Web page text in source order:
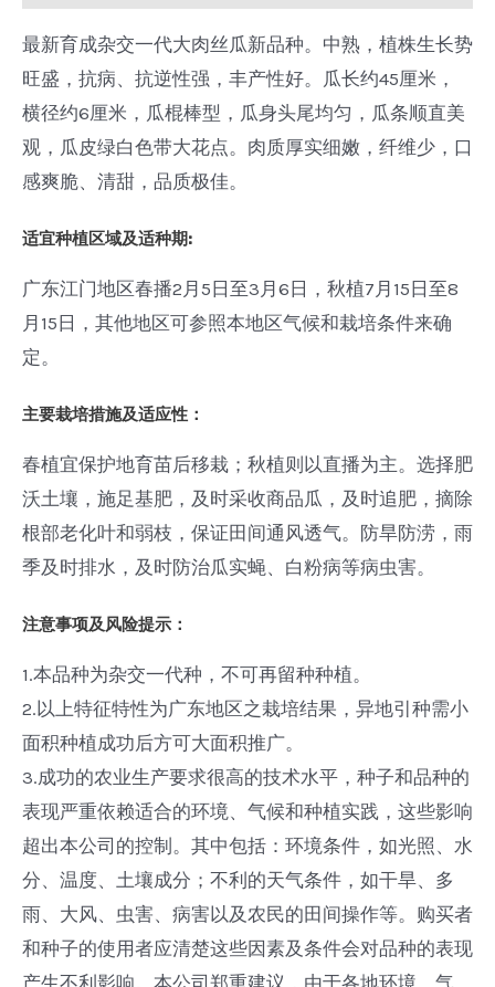
最新育成杂交一代大肉丝瓜新品种。中熟，植株生长势
旺盛，抗病、抗逆性强，丰产性好。瓜长约45厘米，
横径约6厘米，瓜棍棒型，瓜身头尾均匀，瓜条顺直美
观，瓜皮绿白色带大花点。肉质厚实细嫩，纤维少，口
感爽脆、清甜，品质极佳。
适宜种植区域及适种期:
广东江门地区春播2月5日至3月6日，秋植7月15日至8
月15日，其他地区可参照本地区气候和栽培条件来确
定。
主要栽培措施及适应性：
春植宜保护地育苗后移栽；秋植则以直播为主。选择肥
沃土壤，施足基肥，及时采收商品瓜，及时追肥，摘除
根部老化叶和弱枝，保证田间通风透气。防旱防涝，雨
季及时排水，及时防治瓜实蝇、白粉病等病虫害。
注意事项及风险提示：
1.本品种为杂交一代种，不可再留种种植。
2.以上特征特性为广东地区之栽培结果，异地引种需小
面积种植成功后方可大面积推广。
3.成功的农业生产要求很高的技术水平，种子和品种的
表现严重依赖适合的环境、气候和种植实践，这些影响
超出本公司的控制。其中包括：环境条件，如光照、水
分、温度、土壤成分；不利的天气条件，如干旱、多
雨、大风、虫害、病害以及农民的田间操作等。购买者
和种子的使用者应清楚这些因素及条件会对品种的表现